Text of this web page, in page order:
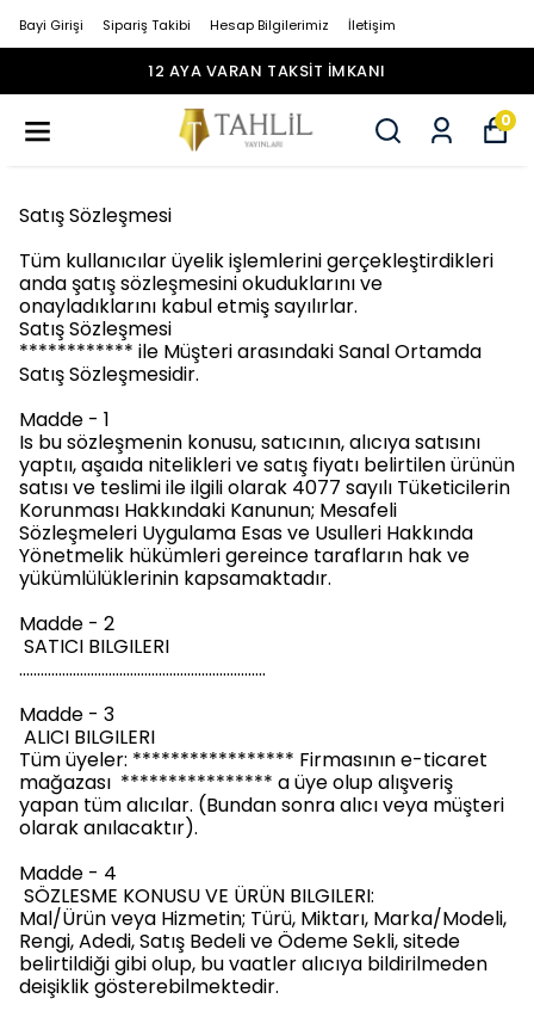
Bayi Girişi Sipariş Takibi Hesap Bilgilerimiz İletişim
12 AYA VARAN TAKSİT İMKANI
0
Satış Sözleşmesi
Tüm kullanıcılar üyelik işlemlerini gerçekleştirdikleri
anda şatış sözleşmesini okuduklarını ve
onayladıklarını kabul etmiş sayılırlar.
Satış Sözleşmesi
************ ile Müşteri arasındaki Sanal Ortamda
Satış Sözleşmesidir.
Madde - 1
Is bu sözleşmenin konusu, satıcının, alıcıya satısını
yaptıı, aşaıda nitelikleri ve satış fiyatı belirtilen ürünün
satısı ve teslimi ile ilgili olarak 4077 sayılı Tüketicilerin
Korunması Hakkındaki Kanunun; Mesafeli
Sözleşmeleri Uygulama Esas ve Usulleri Hakkında
Yönetmelik hükümleri gereince tarafların hak ve
yükümlülüklerinin kapsamaktadır.
Madde - 2
SATICI BILGILERI
.....................................................................
Madde - 3
ALICI BILGILERI
Tüm üyeler: ***************** Firmasının e-ticaret
mağazası **************** a üye olup alışveriş
yapan tüm alıcılar. (Bundan sonra alıcı veya müşteri
olarak anılacaktır).
Madde - 4
SÖZLESME KONUSU VE ÜRÜN BILGILERI:
Mal/Ürün veya Hizmetin; Türü, Miktarı, Marka/Modeli,
Rengi, Adedi, Satış Bedeli ve Ödeme Sekli, sitede
belirtildiği gibi olup, bu vaatler alıcıya bildirilmeden
deişiklik gösterebilmektedir.